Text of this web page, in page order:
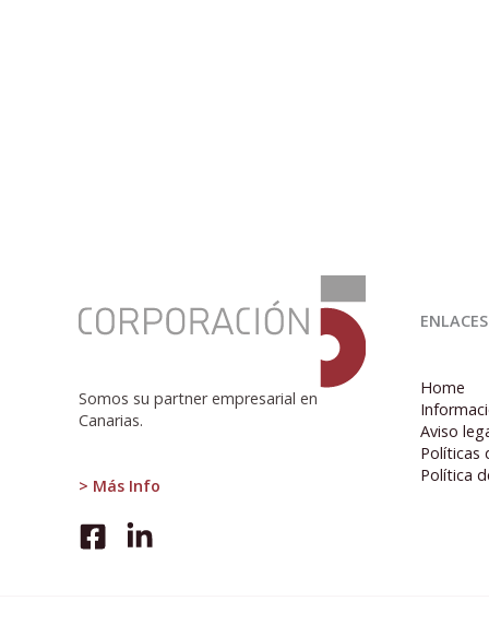
Somos su partner empresarial en
Canarias.
> Más Info
Canarias
registra
del
Home
Aviso
Políticas
Política